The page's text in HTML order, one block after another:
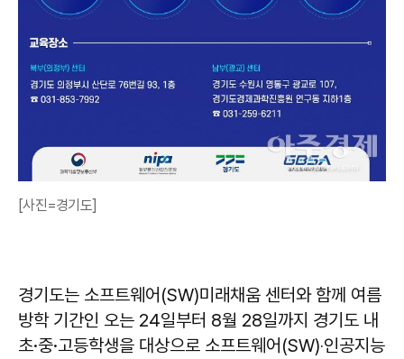
[사진=경기도]
경기도는 소프트웨어(SW)미래채움 센터와 함께 여름
방학 기간인 오는 24일부터 8월 28일까지 경기도 내
초·중·고등학생을 대상으로 소프트웨어(SW)‧인공지능